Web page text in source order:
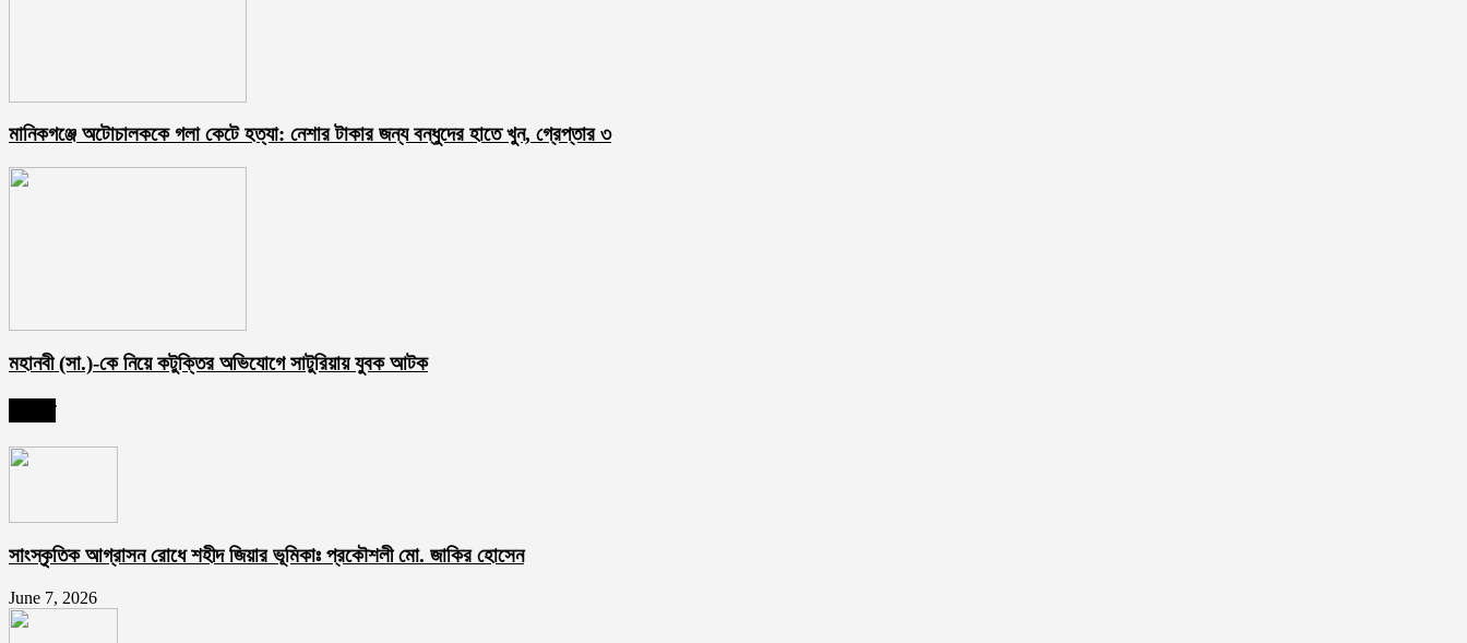
মানিকগঞ্জে অটোচালককে গলা কেটে হত্যা: নেশার টাকার জন্য বন্ধুদের হাতে খুন, গ্রেপ্তার ৩
মহানবী (সা.)-কে নিয়ে কটুক্তির অভিযোগে সাটুরিয়ায় যুবক আটক
সাংস্কৃতিক আগ্রাসন রোধে শহীদ জিয়ার ভূমিকাঃ প্রকৌশলী মো. জাকির হোসেন
June 7, 2026